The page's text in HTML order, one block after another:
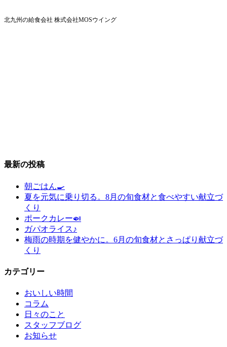
北九州の給食会社 株式会社MOSウイング
最新の投稿
朝ごはん🍳
夏を元気に乗り切る。8月の旬食材と食べやすい献立づ
くり
ポークカレー🍛
ガパオライス♪
梅雨の時期を健やかに。6月の旬食材とさっぱり献立づ
くり
カテゴリー
おいしい時間
コラム
日々のこと
スタッフブログ
お知らせ